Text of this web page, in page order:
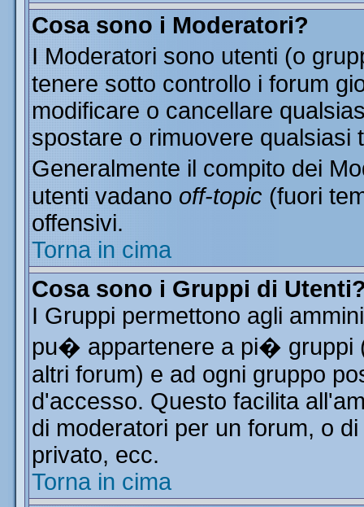
Cosa sono i Moderatori?
I Moderatori sono utenti (o
tenere sotto controllo i forum
modificare o cancellare
spostare o rimuovere qualsiasi
Generalmente il compito dei
utenti vadano off-topic (fuori
offensivi.
Torna in cima
Cosa sono i Gruppi di
I Gruppi permettono agli
pu� appartenere a pi� gruppi
altri forum) e ad ogni gruppo
d'accesso. Questo facilita
di moderatori per un forum, o
privato, ecc.
Torna in cima